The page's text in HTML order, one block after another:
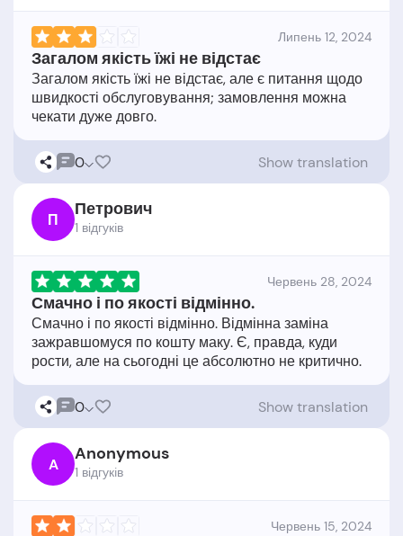
Липень 12, 2024
Загалом якість їжі не відстає
Загалом якість їжі не відстає, але є питання щодо
швидкості обслуговування; замовлення можна
0 Show translation
П Петрович
1 відгукiв
Червень 28, 2024
Смачно і по якості відмінно.
Смачно і по якості відмінно. Відмінна заміна
зажравшомуся по кошту маку. Є, правда, куди
0 Show translation
A Anonymous
1 відгукiв
Червень 15, 2024